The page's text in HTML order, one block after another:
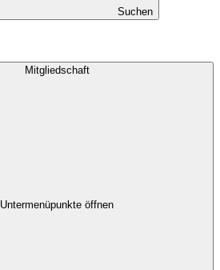
Suchen
Mitgliedschaft
Untermenüpunkte öffnen